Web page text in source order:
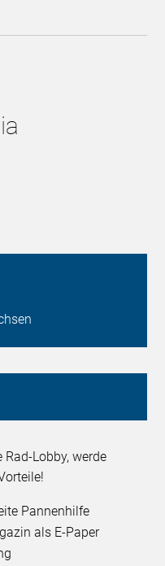
Rad-Lobby, werde
Pannenhilfe
als E-Paper